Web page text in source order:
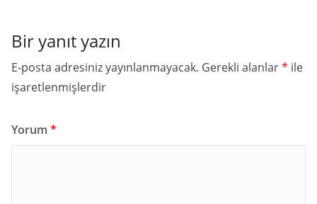
Bir yanıt yazın
E-posta adresiniz yayınlanmayacak. Gerekli alanlar* ile
işaretlenmişlerdir
Yorum *